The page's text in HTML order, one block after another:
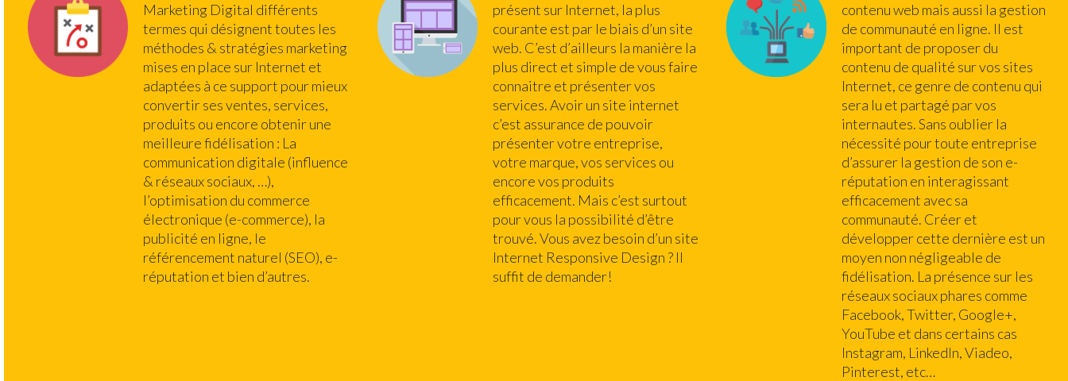
Marketing Digital différents
termes qui désignent toutes les
méthodes & stratégies marketing
mises en place sur Internet et
adaptées à ce support pour mieux
convertir ses ventes, services,
produits ou encore obtenir une
meilleure fidélisation : La
communication digitale (influence
& réseaux sociaux, …),
l’optimisation du commerce
électronique (e-commerce), la
publicité en ligne, le
référencement naturel (SEO), e-
réputation et bien d’autres.
présent sur Internet, la plus
courante est par le biais d’un site
web. C’est d’ailleurs la manière la
plus direct et simple de vous faire
connaitre et présenter vos
services. Avoir un site internet
c’est assurance de pouvoir
présenter votre entreprise,
votre marque, vos services ou
encore vos produits
efficacement. Mais c’est surtout
pour vous la possibilité d’être
trouvé. Vous avez besoin d’un site
Internet Responsive Design ? Il
suffit de demander!
contenu web mais aussi la gestion
de communauté en ligne. Il est
important de proposer du
contenu de qualité sur vos sites
Internet, ce genre de contenu qui
sera lu et partagé par vos
internautes. Sans oublier la
nécessité pour toute entreprise
d’assurer la gestion de son e-
réputation en interagissant
efficacement avec sa
communauté. Créer et
développer cette dernière est un
moyen non négligeable de
fidélisation. La présence sur les
réseaux sociaux phares comme
Facebook, Twitter, Google+,
YouTube et dans certains cas
Instagram, LinkedIn, Viadeo,
Pinterest, etc…